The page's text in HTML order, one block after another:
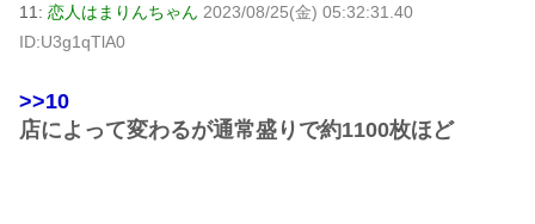
11: 恋人はまりんちゃん 2023/08/25(金) 05:32:31.40
ID:U3g1qTlA0
>>10
店によって変わるが通常盛りで約1100枚ほど